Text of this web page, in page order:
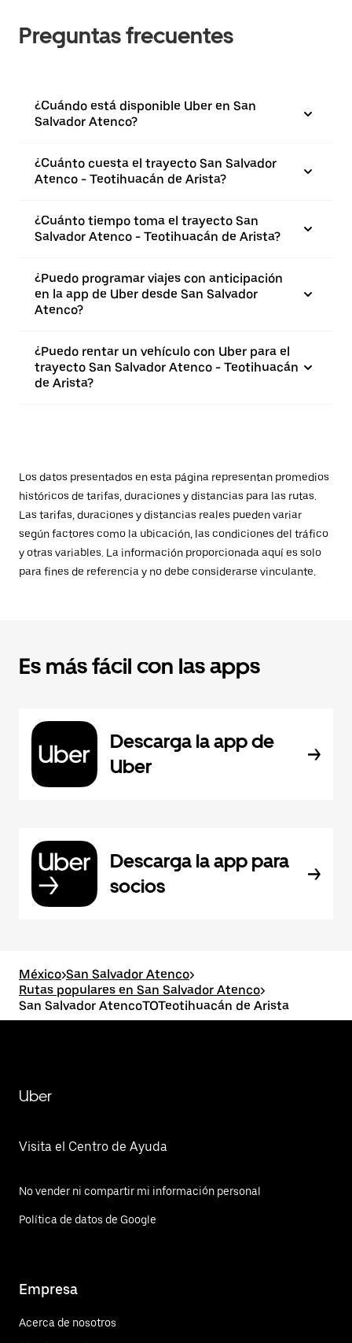
Preguntas frecuentes
¿Cuándo está disponible Uber en San
Salvador Atenco?
¿Cuánto cuesta el trayecto San Salvador
Atenco - Teotihuacán de Arista?
¿Cuánto tiempo toma el trayecto San
Salvador Atenco - Teotihuacán de Arista?
¿Puedo programar viajes con anticipación
en la app de Uber desde San Salvador
Atenco?
¿Puedo rentar un vehículo con Uber para el
trayecto San Salvador Atenco - Teotihuacán
de Arista?
Los datos presentados en esta página representan promedios
históricos de tarifas, duraciones y distancias para las rutas.
Las tarifas, duraciones y distancias reales pueden variar
según factores como la ubicación, las condiciones del tráfico
y otras variables. La información proporcionada aquí es solo
para fines de referencia y no debe considerarse vinculante.
Es más fácil con las apps
Descarga la app de
Uber
Descarga la app para
socios
México>San Salvador Atenco>
Rutas populares en San Salvador Atenco>
San Salvador AtencoTOTeotihuacán de Arista
Uber
Visita el Centro de Ayuda
No vender ni compartir mi información personal
Política de datos de Google
Empresa
Acerca de nosotros